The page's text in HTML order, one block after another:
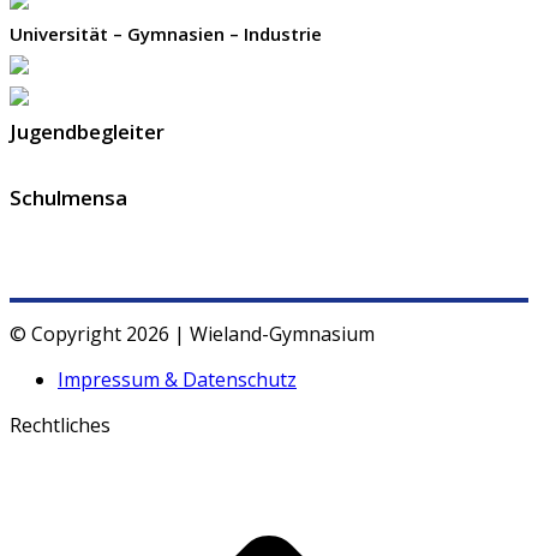
Universität – Gymnasien – Industrie
Jugendbegleiter
Schulmensa
© Copyright 2026 | Wieland-Gymnasium
Impressum & Datenschutz
Rechtliches